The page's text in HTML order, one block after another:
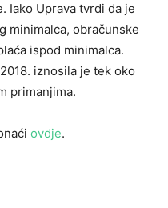
Iako Uprava tvrdi da je
minimalca, obračunske
ispod minimalca.
iznosila je tek oko
primanjima.
ovdje.